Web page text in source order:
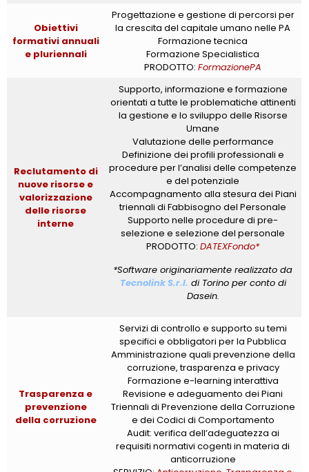
Obiettivi
formativi annuali
e pluriennali
Progettazione e gestione di percorsi per
la crescita del capitale umano nelle PA
Formazione tecnica
Formazione Specialistica
PRODOTTO: FormazionePA
Reclutamento di
nuove risorse e
valorizzazione
delle risorse
interne
Supporto, informazione e formazione
orientati a tutte le problematiche attinenti
la gestione e lo sviluppo delle Risorse
Umane
Valutazione delle performance
Definizione dei profili professionali e
procedure per l’analisi delle competenze
e del potenziale
Accompagnamento alla stesura dei Piani
triennali di Fabbisogno del Personale
Supporto nelle procedure di pre-
selezione e selezione del personale
PRODOTTO: DATEXFondo*
*Software originariamente realizzato da
Tecnolink S.r.l. di Torino per conto di
Dasein.
Trasparenza e
prevenzione
della corruzione
Servizi di controllo e supporto su temi
specifici e obbligatori per la Pubblica
Amministrazione quali prevenzione della
corruzione, trasparenza e privacy
Formazione e-learning interattiva
Revisione e adeguamento dei Piani
Triennali di Prevenzione della Corruzione
e dei Codici di Comportamento
Audit: verifica dell’adeguatezza ai
requisiti normativi cogenti in materia di
anticorruzione